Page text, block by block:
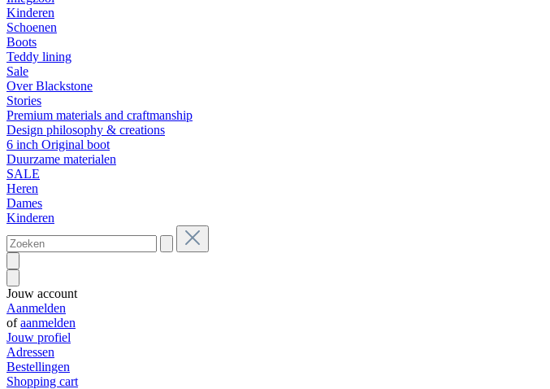
Kinderen
Schoenen
Boots
Teddy lining
Sale
Over Blackstone
Stories
Premium materials and craftmanship
Design philosophy & creations
6 inch Original boot
Duurzame materialen
SALE
Heren
Dames
Kinderen
Jouw account
Aanmelden
ofaanmelden
Jouw profiel
Adressen
Bestellingen
Shopping cart